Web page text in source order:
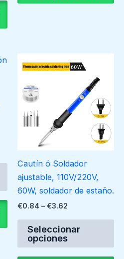
Este
producto
tiene
múltiples
variantes.
opciones
pueden
elegir
página
producto
Cautín ó Soldador
ajustable, 110V/220V,
60W, soldador de estaño.
€0.84 – €3.62
range:
through
€3.62
Seleccionar
opciones